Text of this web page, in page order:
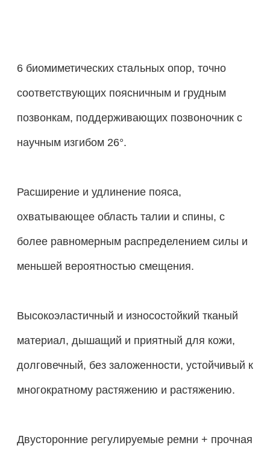
6 биомиметических стальных опор, точно
соответствующих поясничным и грудным
позвонкам, поддерживающих позвоночник с
научным изгибом 26°.
Расширение и удлинение пояса,
охватывающее область талии и спины, с
более равномерным распределением силы и
меньшей вероятностью смещения.
Высокоэластичный и износостойкий тканый
материал, дышащий и приятный для кожи,
долговечный, без заложенности, устойчивый к
многократному растяжению и растяжению.
Двусторонние регулируемые ремни + прочная